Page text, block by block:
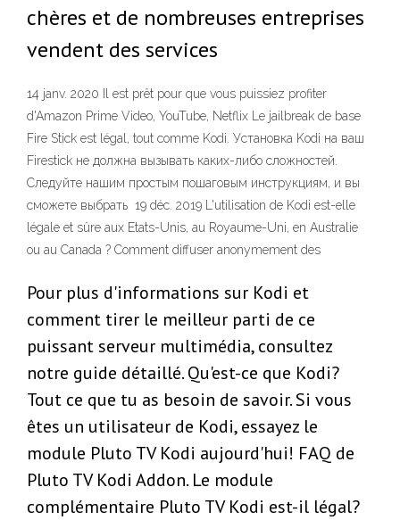
chères et de nombreuses entreprises
vendent des services
14 janv. 2020 Il est prêt pour que vous puissiez profiter
d'Amazon Prime Video, YouTube, Netflix Le jailbreak de base
Fire Stick est légal, tout comme Kodi. Установка Kodi на ваш
Firestick не должна вызывать каких-либо сложностей.
Следуйте нашим простым пошаговым инструкциям, и вы
сможете выбрать 19 déc. 2019 L'utilisation de Kodi est-elle
légale et sûre aux Etats-Unis, au Royaume-Uni, en Australie
ou au Canada ? Comment diffuser anonymement des
Pour plus d'informations sur Kodi et
comment tirer le meilleur parti de ce
puissant serveur multimédia, consultez
notre guide détaillé. Qu'est-ce que Kodi?
Tout ce que tu as besoin de savoir. Si vous
êtes un utilisateur de Kodi, essayez le
module Pluto TV Kodi aujourd'hui! FAQ de
Pluto TV Kodi Addon. Le module
complémentaire Pluto TV Kodi est-il légal?